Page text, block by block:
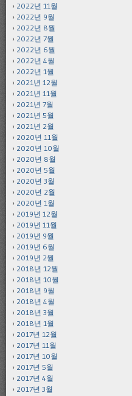
2022년 11월
2022년 9월
2022년 8월
2022년 7월
2022년 6월
2022년 4월
2022년 1월
2021년 12월
2021년 11월
2021년 7월
2021년 5월
2021년 2월
2020년 11월
2020년 10월
2020년 8월
2020년 5월
2020년 3월
2020년 2월
2020년 1월
2019년 12월
2019년 11월
2019년 9월
2019년 6월
2019년 2월
2018년 12월
2018년 10월
2018년 9월
2018년 4월
2018년 3월
2018년 1월
2017년 12월
2017년 11월
2017년 10월
2017년 5월
2017년 4월
2017년 3월